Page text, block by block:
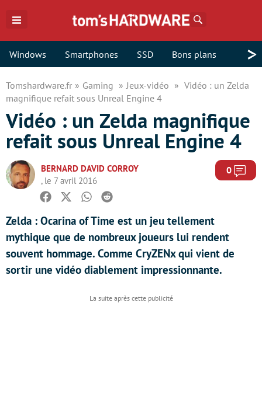
Windows Smartphones SSD Bons plans >
Tomshardware.fr Gaming Jeux-vidéo
Vidéo : un Zelda
magnifique refait sous Unreal Engine 4
Vidéo : un Zelda magnifique
refait sous Unreal Engine 4
BERNARD DAVID CORROY
, le 7 avril 2016
0
Facebook
TwitterWhatsapp
Reddit
Zelda : Ocarina of Time est un jeu tellement
mythique que de nombreux joueurs lui rendent
souvent hommage. Comme CryZENx qui vient de
sortir une vidéo diablement impressionnante.